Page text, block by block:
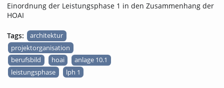
Einordnung der Leistungsphase 1 in den Zusammenhang der
HOAI
Tags:
architektur
projektorganisation
berufsbild
hoai
anlage 10.1
leistungsphase
lph 1